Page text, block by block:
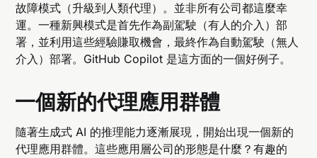
故障模式（升級到人類代理）。並非所有公司都這麼幸
運。一種新興模式是首先作為副駕駛（有人的介入）部
署，並利用這些經驗賺取機會，最終作為自動駕駛（無人
介入）部署。GitHub Copilot 是這方面的一個好例子。
一個新的代理應用群體
隨著生成式 AI 的推理能力逐漸展現，開始出現一個新的
代理應用群體。這些應用層公司的形態是什麼？有趣的